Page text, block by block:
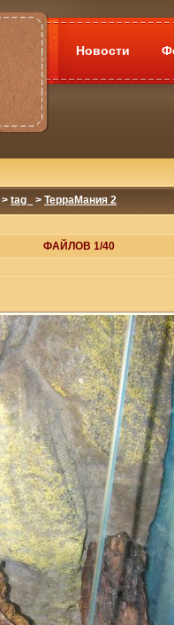
Новости
> tag_ > ТерраМания 2
ФАЙЛОВ 1/40